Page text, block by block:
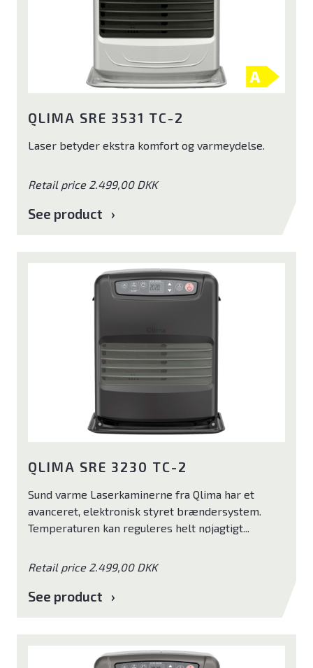
QLIMA SRE 3531 TC-2
Laser betyder ekstra komfort og varmeydelse.
Retail price 2.499,00 DKK
See product
QLIMA SRE 3230 TC-2
Sund varme Laserkaminerne fra Qlima har et
avanceret, elektronisk styret brændersystem.
Temperaturen kan reguleres helt nøjagtigt...
Retail price 2.499,00 DKK
See product